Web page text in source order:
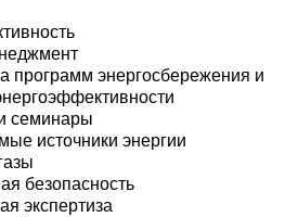
программ энергосбережения и
семинары
источники энергии
безопасность
экспертиза